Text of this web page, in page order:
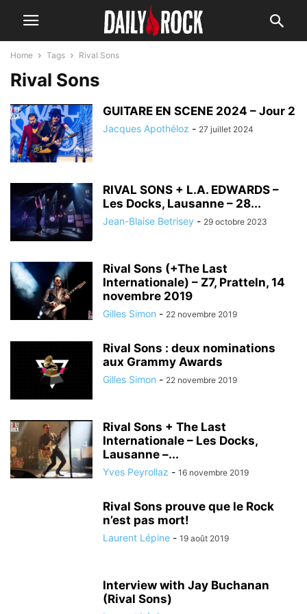
Home Tags Rival Sons
Rival Sons
GUITARE EN SCENE 2024 – Jour 2
Jacques Apothéloz - 27 juillet 2024
RIVAL SONS + L.A. EDWARDS –
Les Docks, Lausanne – 28...
Jean-Blaise Betrisey - 29 octobre 2023
Rival Sons (+The Last
Internationale) – Z7, Pratteln, 14
novembre 2019
Gilles Simon - 22 novembre 2019
Rival Sons : deux nominations
aux Grammy Awards
Gilles Simon - 22 novembre 2019
Rival Sons + The Last
Internationale – Les Docks,
Lausanne –...
Yves Peyrollaz - 16 novembre 2019
Rival Sons prouve que le Rock
n’est pas mort!
Laurent Lépine - 19 août 2019
Interview with Jay Buchanan
(Rival Sons)